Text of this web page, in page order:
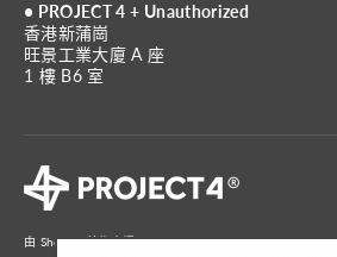
• PROJECT 4 + Unauthorized
香港新蒲崗
旺景工業大廈 A 座
1 樓 B6 室
由 Shopify 技術支援